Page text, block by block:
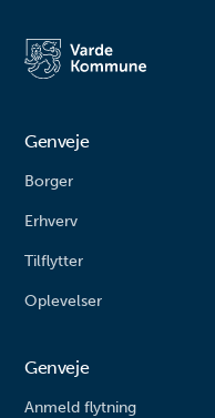
større børn. Her finder du alt fra
vipper og klatrestativ til
Genveje
Borger
Erhverv
Tilflytter
Oplevelser
Genveje
Anmeld flytning